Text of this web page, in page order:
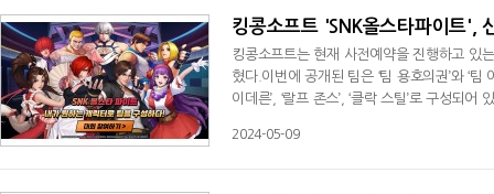
킹콩소프트 'SNK올스타파이트',
킹콩소프트는 현재 사전예약을 진행하고 있
혔다.이번에 공개된 팀은 ‘팀 용호의권’와 ‘팀
이데른’, ‘랄프 존스’, ‘클락 스틸’로 구성되
테를 중심으로 팀이 구성되어 있다. 극한류
2024-05-09